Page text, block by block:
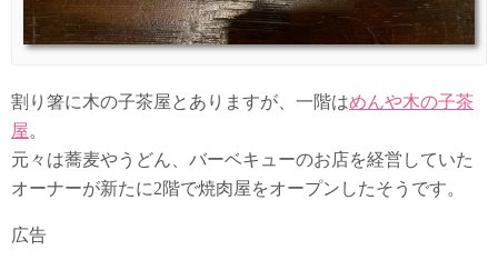
割り箸に木の子茶屋とありますが、一階はめんや木の子茶
屋。
元々は蕎麦やうどん、バーベキューのお店を経営していた
オーナーが新たに2階で焼肉屋をオープンしたそうです。
広告